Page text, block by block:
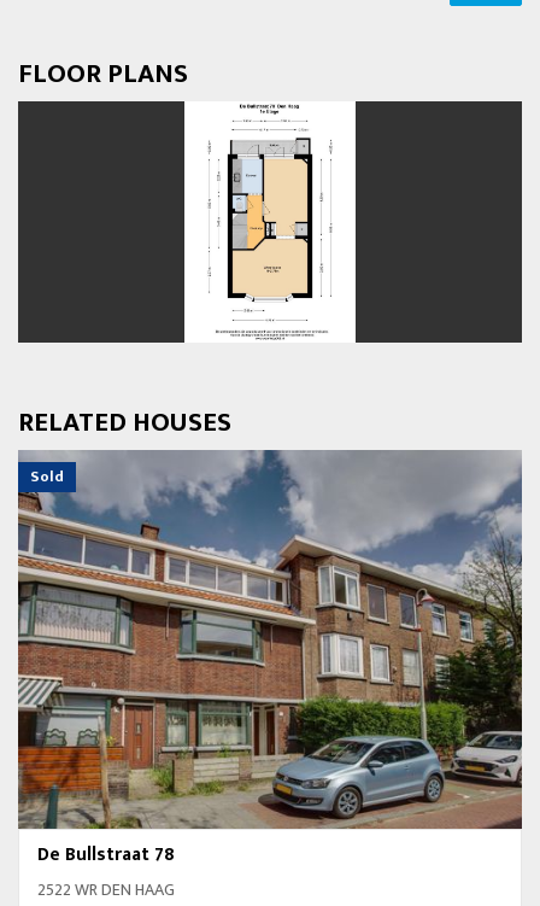
FLOOR PLANS
RELATED HOUSES
Sold
De Bullstraat 78
2522 WR DEN HAAG